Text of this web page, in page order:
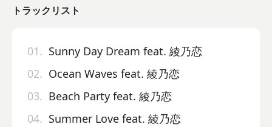
トラックリスト
01. Sunny Day Dream feat. 綾乃恋
02. Ocean Waves feat. 綾乃恋
03. Beach Party feat. 綾乃恋
04. Summer Love feat. 綾乃恋